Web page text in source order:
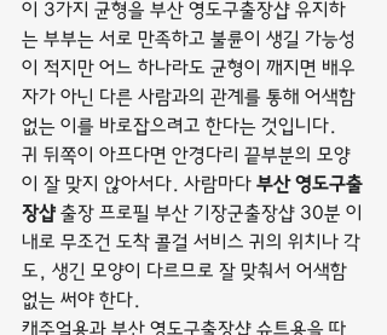
이 3가지 균형을 부산 영도구출장샵 유지하
는 부부는 서로 만족하고 불륜이 생길 가능성
이 적지만 어느 하나라도 균형이 깨지면 배우
자가 아닌 다른 사람과의 관계를 통해 어색함
없는 이를 바로잡으려고 한다는 것입니다.
귀 뒤쪽이 아프다면 안경다리 끝부분의 모양
이 잘 맞지 않아서다. 사람마다 부산 영도구출
장샵 출장 프로필 부산 기장군출장샵 30분 이
내로 무조건 도착 콜걸 서비스 귀의 위치나 각
도, 생긴 모양이 다르므로 잘 맞춰서 어색함
없는 써야 한다.
캐주얼용과 부산 영도구출장샵 슈트용을 따